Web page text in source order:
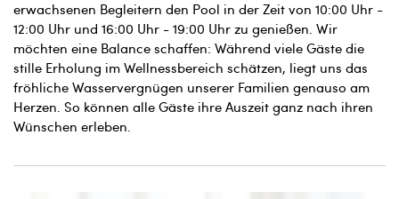
erwachsenen Begleitern den Pool in der Zeit von 10:00 Uhr -
12:00 Uhr und 16:00 Uhr - 19:00 Uhr zu genießen. Wir
möchten eine Balance schaffen: Während viele Gäste die
stille Erholung im Wellnessbereich schätzen, liegt uns das
fröhliche Wasservergnügen unserer Familien genauso am
Herzen. So können alle Gäste ihre Auszeit ganz nach ihren
Wünschen erleben.